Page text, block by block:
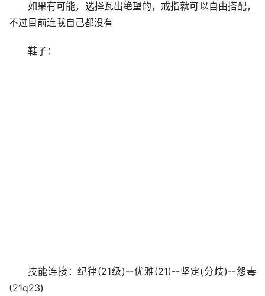
如果有可能，选择瓦出绝望的，戒指就可以自由搭配，
不过目前连我自己都没有
鞋子：
技能连接：纪律(21级)--优雅(21)--坚定(分歧)--怨毒
(21q23)